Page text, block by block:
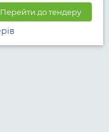
Перейти до тендеру